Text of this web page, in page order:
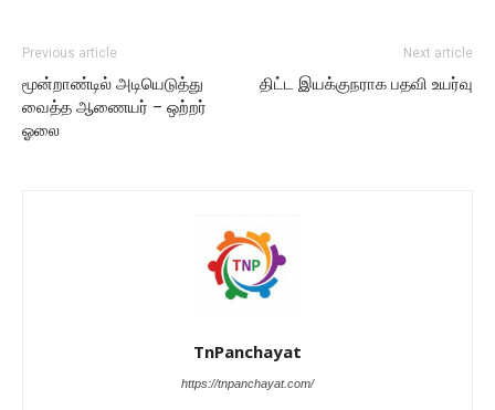
Previous article
மூன்றாண்டில் அடியெடுத்து
வைத்த ஆணையர் – ஒற்றர்
ஓலை
Next article
திட்ட இயக்குநராக பதவி உயர்வு
TnPanchayat
https://tnpanchayat.com/